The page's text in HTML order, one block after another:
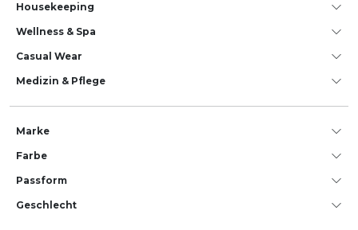
House­keeping
Wellness & Spa
Casual Wear
Medizin & Pflege
Marke
Farbe
Passform
Geschlecht